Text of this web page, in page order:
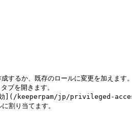
か、既存のロールに変更を加えます。
を開きます。
べて有効](/keeperpam/jp/
割り当てます。